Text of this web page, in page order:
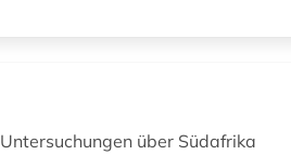
über Südafrika